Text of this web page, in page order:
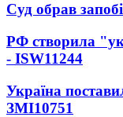
Суд обрав
РФ створила
- ISW11244
Україна
ЗМІ10751